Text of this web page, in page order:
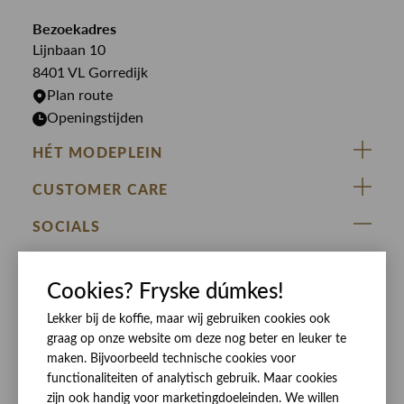
Bekijk alle merken >
Jurken
Rokken
T-shirts
Bezoekadres
Lijnbaan 10
8401 VL Gorredijk
Plan route
Openingstijden
HÉT MODEPLEIN
ZIJ VAN RINSMA
DE HEEREN VAN RINSMA
RINSMA.CONCEPTS
Eten en drinken
Openingstijden
Werken bij RINSMA
CUSTOMER CARE
Veelgestelde vragen
Retourneren & Ruilen
Betaalmethoden
Bezorgen
Contact
Reviews
SOCIALS
Cookies? Fryske dúmkes!
Lekker bij de koffie, maar wij gebruiken cookies ook
graag op onze website om deze nog beter en leuker te
maken. Bijvoorbeeld technische cookies voor
functionaliteiten of analytisch gebruik. Maar cookies
zijn ook handig voor marketingdoeleinden. We willen